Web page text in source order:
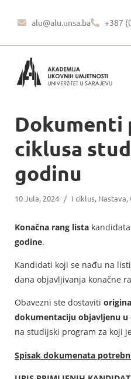
alu@alu.unsa.ba +387
Dokumenti
ciklusa
godinu
10 Jula, 2024 / I ciklus, Nastava,
Konačna rang lista
godine.
Kandidati koji se nađu na
dana objavljivanja konačne
Obavezni ste dostaviti
dokumentaciju objavljenu
na studijski program za koji
Spisak dokumenata